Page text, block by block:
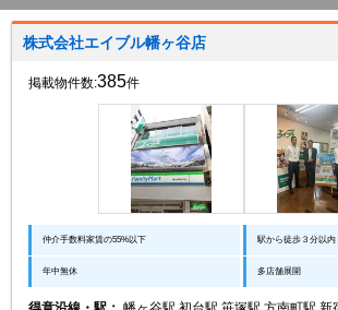
株式会社エイブル幡ヶ谷店
掲載物件数:385件
仲介手数料家賃の55%以下 駅から徒歩３分以内
年中無休 多店舗展開